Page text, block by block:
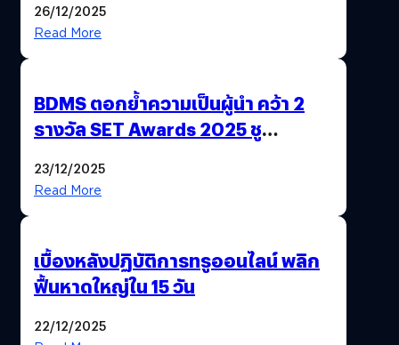
26/12/2025
Read More
BDMS ตอกย้ำความเป็นผู้นำ คว้า 2
รางวัล SET Awards 2025 ชู
สุขภาพไทยสู่ความยั่งยืน
23/12/2025
Read More
เบื้องหลังปฏิบัติการทรูออนไลน์ พลิก
ฟื้นหาดใหญ่ใน 15 วัน
22/12/2025